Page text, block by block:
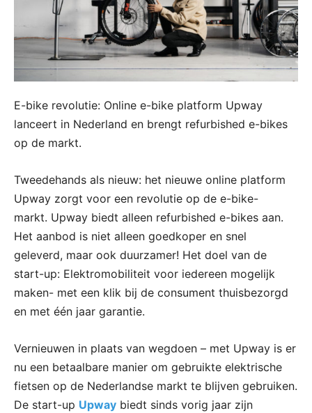
E-bike revolutie: Online e-bike platform Upway
lanceert in Nederland en brengt refurbished e-bikes
op de markt.
Tweedehands als nieuw: het nieuwe online platform
Upway zorgt voor een revolutie op de e-bike-
markt. Upway biedt alleen refurbished e-bikes aan.
Het aanbod is niet alleen goedkoper en snel
geleverd, maar ook duurzamer! Het doel van de
start-up: Elektromobiliteit voor iedereen mogelijk
maken- met een klik bij de consument thuisbezorgd
en met één jaar garantie.
Vernieuwen in plaats van wegdoen – met Upway is er
nu een betaalbare manier om gebruikte elektrische
fietsen op de Nederlandse markt te blijven gebruiken.
De start-up Upway biedt sinds vorig jaar zijn